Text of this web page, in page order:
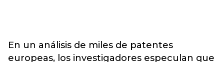
En un análisis de miles de patentes
europeas, los investigadores especulan que